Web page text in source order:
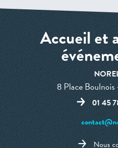
Accueil et
8 Place Boulnois
01 45
Nous